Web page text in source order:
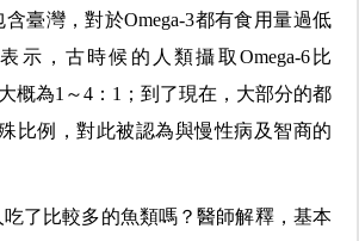
含臺灣，對於Omega-3都有食用量過低
示，古時候的人類攝取Omega-6比
概為1～4：1；到了現在，大部分的都
比例，對此被認為與慢性病及智商的
了比較多的魚類嗎？醫師解釋， 基本